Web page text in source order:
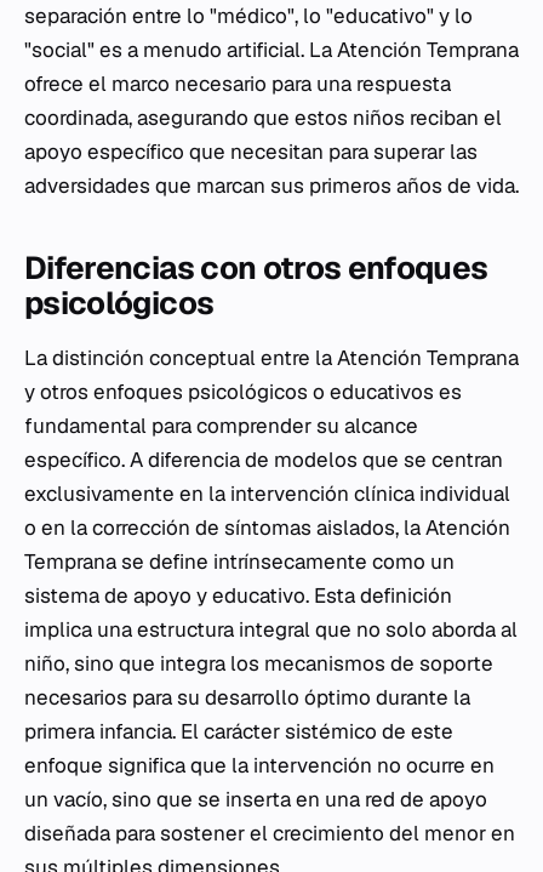
separación entre lo "médico", lo "educativo" y lo
"social" es a menudo artificial. La Atención Temprana
ofrece el marco necesario para una respuesta
coordinada, asegurando que estos niños reciban el
apoyo específico que necesitan para superar las
adversidades que marcan sus primeros años de vida.
Diferencias con otros enfoques
psicológicos
La distinción conceptual entre la Atención Temprana
y otros enfoques psicológicos o educativos es
fundamental para comprender su alcance
específico. A diferencia de modelos que se centran
exclusivamente en la intervención clínica individual
o en la corrección de síntomas aislados, la Atención
Temprana se define intrínsecamente como un
sistema de apoyo y educativo. Esta definición
implica una estructura integral que no solo aborda al
niño, sino que integra los mecanismos de soporte
necesarios para su desarrollo óptimo durante la
primera infancia. El carácter sistémico de este
enfoque significa que la intervención no ocurre en
un vacío, sino que se inserta en una red de apoyo
diseñada para sostener el crecimiento del menor en